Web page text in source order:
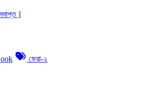
]
ফেরা-২